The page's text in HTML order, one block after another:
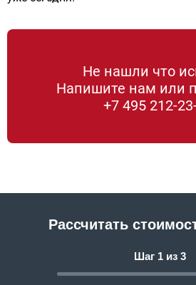
Не нашли что
Напишите нам или
+7 495 212-
Рассчитать
Шаг 1 из 3